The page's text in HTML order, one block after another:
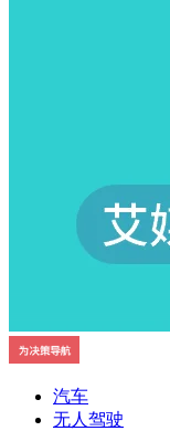
汽车
无人驾驶